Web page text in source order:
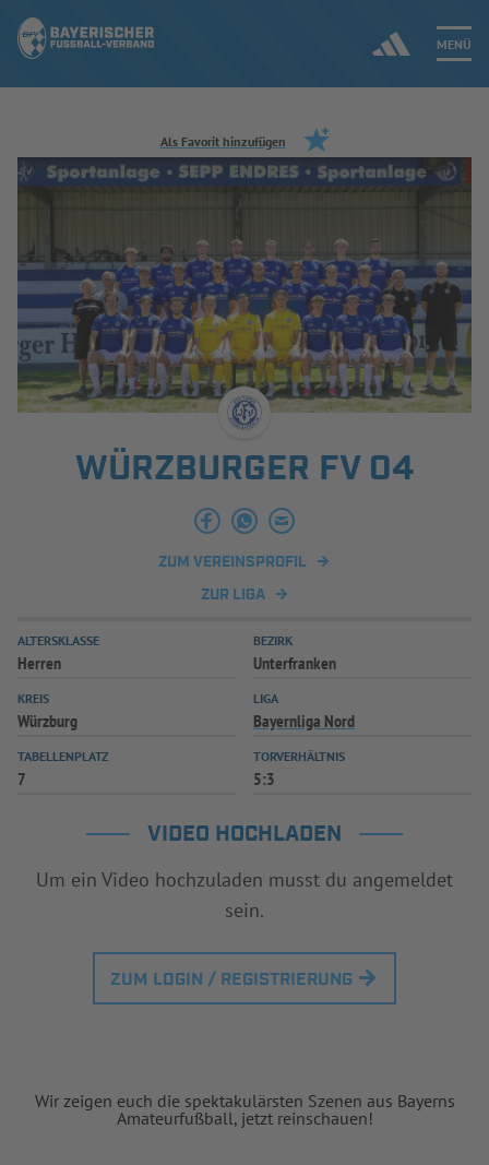
MENÜ
Jetzt einloggen
NEUIGKEITEN
SPIELBETRIEB & VERBANDSLEBEN
AUSBILDUNG & FÖRDERUNG
INFOTHEK SPIELPLUS
Als Favorit hinzufügen
WÜRZBURGER FV 04
ZUM VEREINSPROFIL
ZUR LIGA
ALTERSKLASSE
Herren
BEZIRK
Unterfranken
KREIS
Würzburg
LIGA
Bayernliga Nord
TABELLENPLATZ
7
TORVERHÄLTNIS
5:3
VIDEO HOCHLADEN
Um ein Video hochzuladen musst du angemeldet
sein.
ZUM LOGIN / REGISTRIERUNG
Wir zeigen euch die spektakulärsten Szenen aus Bayerns
Amateurfußball, jetzt reinschauen!